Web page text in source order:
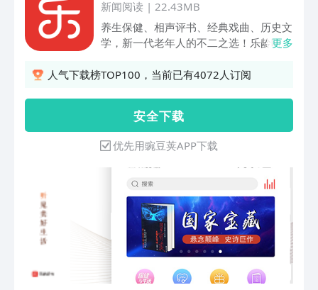
新闻阅读| 22.43MB
养生保健、相声评书、经典戏曲、历史文
学，新一代老年人的不二之选！乐龄听书
书、下载、分享等数字收听服务，是新一
多名家和专业机构的优质作品，涵盖了养
生保健、有声书、相声评书、经典戏曲、
历史等诸多种类，是国内优秀的老年人有
声阅读平台。【特色内容】“保健与生
活”频道是根据安徽科学技术出版社保健
与生活编辑部出品的著名医学科普期刊
——《保健与生活》改编而来，《保健与
生活》杂志创刊于1993年元月,为国内外
公开发行的医学科普期刊，由安徽出版集
团有限责任公司主管，安徽科学技术出版
社主办。设有“名家讲坛”“家庭医生”“自我
保健”“健康新知”“科学用药”“家庭中医
更多
人气下载榜TOP100，当前已有4072人订阅
安 全 下 载
优先用豌豆荚APP下载